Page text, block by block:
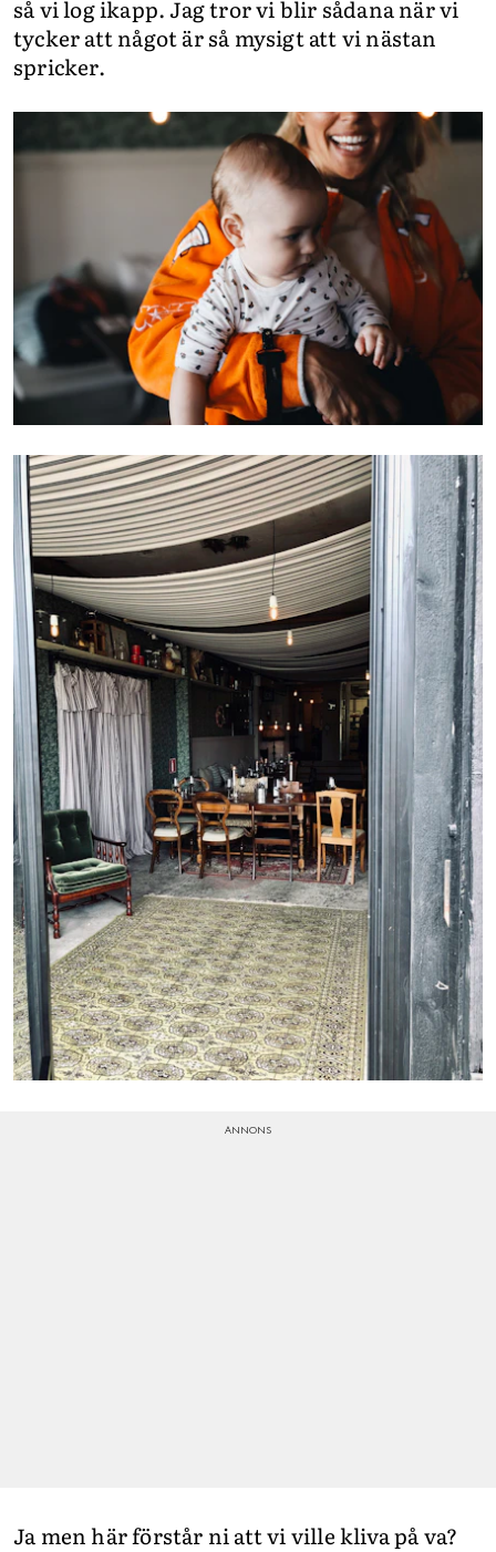
så vi log ikapp. Jag tror vi blir sådana när vi
tycker att något är så mysigt att vi nästan
spricker.
Ja men här förstår ni att vi ville kliva på va?